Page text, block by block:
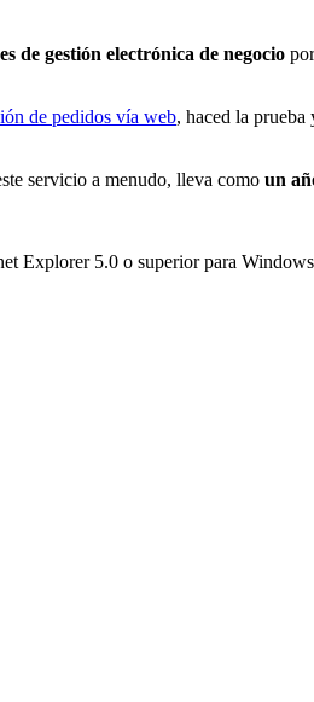
de gestión electrónica de negocio
de pedidos vía web, haced la prueba
servicio a menudo, lleva como un
Explorer 5.0 o superior para